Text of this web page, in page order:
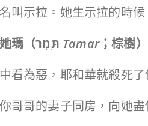
叫示拉。她生示拉的時
她瑪（תָּמָֽר Tamar；棕樹）
看為惡，耶和華就殺死了
哥哥的妻子同房，向她盡